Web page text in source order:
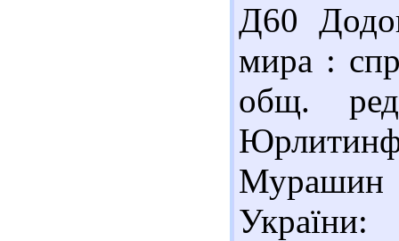
Д60
мира :
общ.
Мурашин